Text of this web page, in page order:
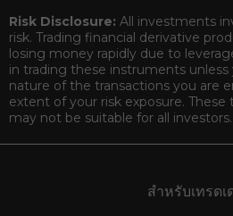
Risk Disclosure: All investments
risk. Trading financial derivative
losing money rapidly due to
in trading these instruments
nature of the transactions you are
extent of your risk exposure.
may not be suitable for all investors.
สำหรับเทรดเ